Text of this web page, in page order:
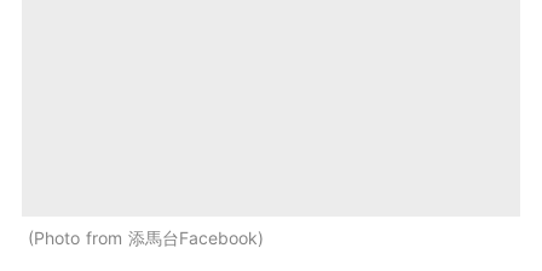
Photo from 添馬台Facebook